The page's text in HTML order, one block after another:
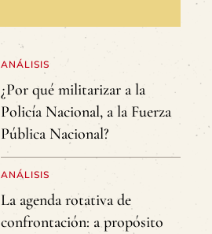
ANÁLISIS
¿Por qué militarizar a la
Policía Nacional, a la Fuerza
Pública Nacional?
ANÁLISIS
La agenda rotativa de
confrontación: a propósito